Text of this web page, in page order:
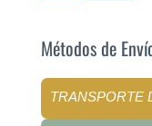
Métodos de
TRANSPORTE